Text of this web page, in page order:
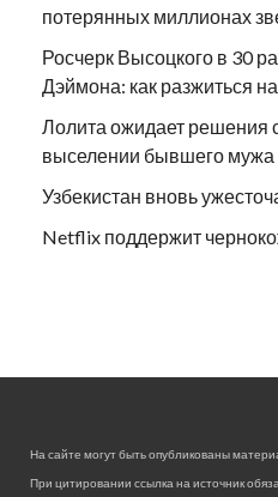
потерянных миллионах
Росчерк Высоцкого в 30
Дэймона: как разжиться
Лолита ожидает решения
выселении бывшего мужа
Узбекистан вновь
Netflix поддержит
На сайте могут быть опубликованы
При цитировании ссылка на источник